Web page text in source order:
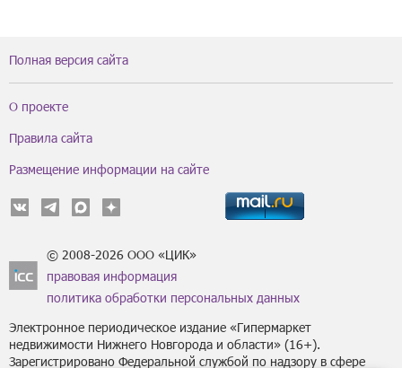
Полная версия сайта
О проекте
Правила сайта
Размещение информации на сайте
© 2008-2026 ООО «ЦИК»
правовая информация
политика обработки персональных данных
Электронное периодическое издание «Гипермаркет
недвижимости Нижнего Новгорода и области» (16+).
Зарегистрировано Федеральной службой по надзору в сфере